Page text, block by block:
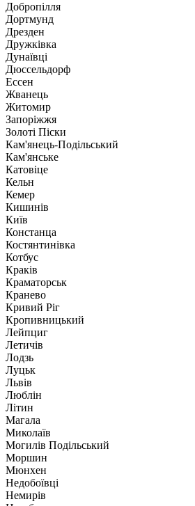
Добропілля
Дортмунд
Дрезден
Дружківка
Дунаївці
Дюссельдорф
Ессен
Жванець
Житомир
Запоріжжя
Золоті Піски
Кам'янець-Подільський
Кам'янське
Катовіце
Кельн
Кемер
Кишинів
Київ
Констанца
Костянтинівка
Котбус
Краків
Краматорськ
Кранево
Кривий Ріг
Кропивницький
Лейпциг
Летичів
Лодзь
Луцьк
Львів
Люблін
Літин
Магала
Миколаїв
Могилів Подільський
Моршин
Мюнхен
Недобоївці
Немирів